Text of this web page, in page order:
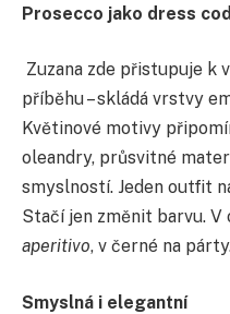
Prosecco jako dress
Zuzana zde přistupuje k
příběhu – skládá vrstvy
Květinové motivy
oleandry, průsvitné
smyslností. Jeden outfit
Stačí jen změnit barvu. V
aperitivo, v černé na
Smyslná i elegantní